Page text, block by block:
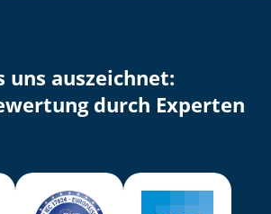
uns auszeichnet:
durch Experten